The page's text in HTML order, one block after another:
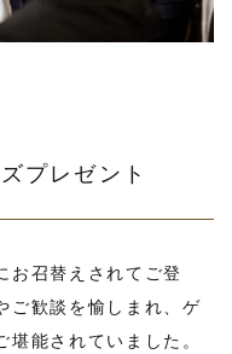
プレゼント
お召替えされてご登
ご歓談を愉しまれ、ゲ
能されていました。